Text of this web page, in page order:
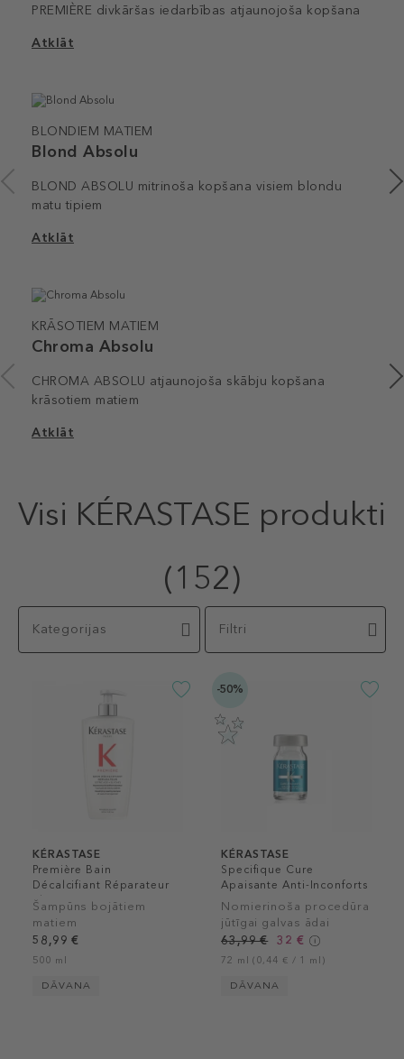
PREMIÈRE divkāršas iedarbības atjaunojoša kopšana
Atklāt
BLONDIEM MATIEM
Blond Absolu
BLOND ABSOLU mitrinoša kopšana visiem blondu
matu tipiem
Atklāt
KRĀSOTIEM MATIEM
Chroma Absolu
CHROMA ABSOLU atjaunojoša skābju kopšana
krāsotiem matiem
Atklāt
Visi KÉRASTASE produkti
(152)
Kategorijas Filtri
KÉRASTASE
Première Bain
Décalcifiant Réparateur
Shampoo
Šampūns bojātiem
matiem
58,99 €
500 ml
DĀVANA
-50%
KÉRASTASE
Specifique Cure
Apaisante Anti-Inconforts
Nomierinoša procedūra
jūtīgai galvas ādai
63,99 €
32 €
72 ml (0,44 € / 1 ml)
DĀVANA